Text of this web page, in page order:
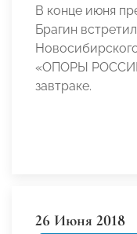
В конце июня
Брагин
«ОПОРЫ
завтраке.
26 Июня 2018